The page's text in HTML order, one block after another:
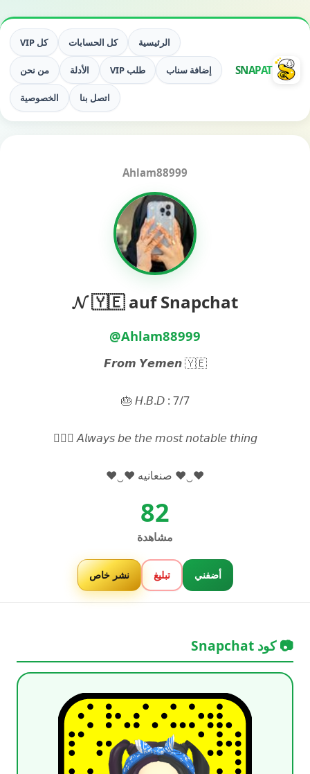
SNAPAT
الرئيسية كل الحسابات كل VIP
إضافة سناب طلب VIP الأدلة من نحن
اتصل بنا الخصوصية
Ahlam88999
𝓝 🇾🇪 auf Snapchat
@Ahlam88999
𝙁𝙧𝙤𝙢 𝙔𝙚𝙢𝙚𝙣 🇾🇪
𝘏.𝘉.𝘋 : 7/7 🎂
𝘈𝘭𝘸𝘢𝘺𝘴 𝘣𝘦 𝘵𝘩𝘦 𝘮𝘰𝘴𝘵 𝘯𝘰𝘵𝘢𝘣𝘭𝘦 𝘵𝘩𝘪𝘯𝘨 🧜🏻‍♀️
♥‿♥ صنعانيه ♥‿♥
82
مشاهدة
أضفني تبليغ نشر خاص
📷 كود Snapchat